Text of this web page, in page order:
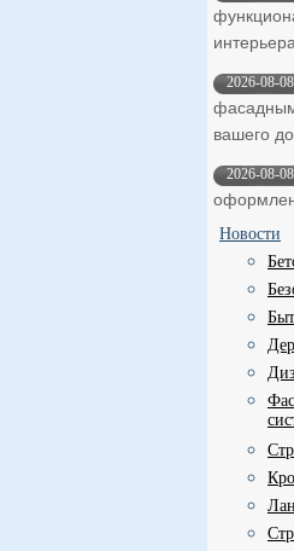
интерьера
2026-08-08
вашего
2026-08-08
Новости